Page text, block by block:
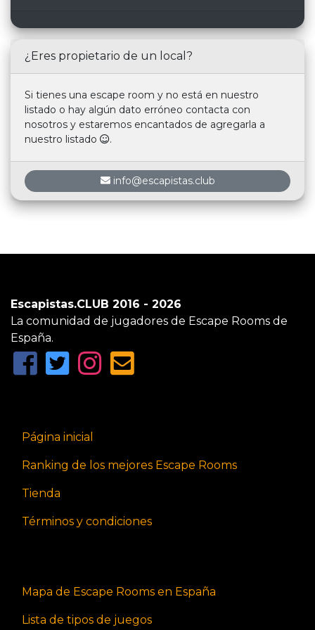
¿Eres propietario de un local?
Si tienes una escape room y no está en nuestro
listado o hay algún dato erróneo contacta con
nosotros y estaremos encantados de agregarla a
nuestro listado
.
info@escapistas.club
Escapistas.CLUB 2016 - 2026
La comunidad de jugadores de Escape Rooms de
España.
Página inicial
Ranking de los mejores Escape Rooms
Tienda
Términos y condiciones
Mapa de Escape Rooms en España
Lista de tipos de juegos